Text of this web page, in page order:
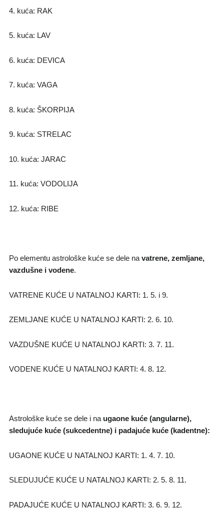
4. kuća: RAK
5. kuća: LAV
6. kuća: DEVICA
7. kuća: VAGA
8. kuća: ŠKORPIJA
9. kuća: STRELAC
10. kuća: JARAC
11. kuća: VODOLIJA
12. kuća: RIBE
Po elementu astrološke kuće se dele na vatrene, zemljane,
vazdušne i vodene.
VATRENE KUĆE U NATALNOJ KARTI: 1. 5. i 9.
ZEMLJANE KUĆE U NATALNOJ KARTI: 2. 6. 10.
VAZDUŠNE KUĆE U NATALNOJ KARTI: 3. 7. 11.
VODENE KUĆE U NATALNOJ KARTI: 4. 8. 12.
Astrološke kuće se dele i na ugaone kuće (angularne),
sledujuće kuće (sukcedentne) i padajuće kuće (kadentne):
UGAONE KUĆE U NATALNOJ KARTI: 1. 4. 7. 10.
SLEDUJUĆE KUĆE U NATALNOJ KARTI: 2. 5. 8. 11.
PADAJUĆE KUĆE U NATALNOJ KARTI: 3. 6. 9. 12.